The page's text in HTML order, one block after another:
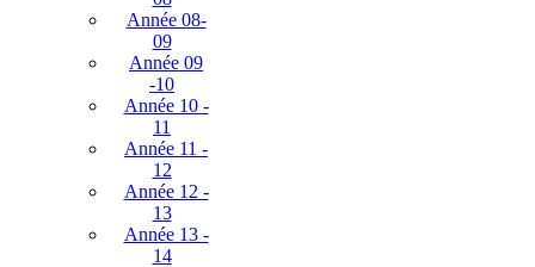
Année 08-
09
Année 09
-10
Année 10 -
11
Année 11 -
12
Année 12 -
13
Année 13 -
14